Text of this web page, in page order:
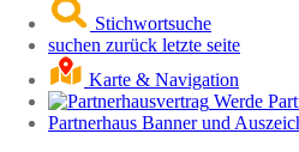
Stichwortsuche
suchen zurück letzte seite
Karte & Navigation
Werde
Partnerhaus Banner und